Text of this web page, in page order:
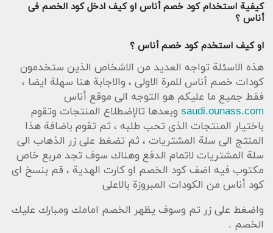
كيفية استخدام كود خصم أناس او كيف ادخل كود الخصم فى
أناس ؟
او كيف استخدم كود خصم أناس ؟
هذه الاسئلة تواجه العديد من الاشخاص الذين ستخدمون
كودات خصم أناس للمرة الاولى ، والاجابة هنا سهلة ايضا ،
فقط جميع ما عليكم هو التوجه الى موقع أناس
saudi.ounass.com وبعدها تالإضطلاع المنتجات وتقوم
باختيار المنتجات الذى تحب طلبه ، ثم تقوم باضافة هذا
المنتج الى سلة المشتريات ، ثم تضغط على زر الذهاب الى
سلة المشتريات لاتمام الدفع وهناك سوف تجد مربع خاص
مكتوب فيه اضف كود الخصم او كارت الهدية ، قم بنسخ اى
كود أناس من الكودات المبروزة بالاعلى
واضغط على زر تم وسوف يظهر الخصم امامك ومبارك عليك
الخصم .